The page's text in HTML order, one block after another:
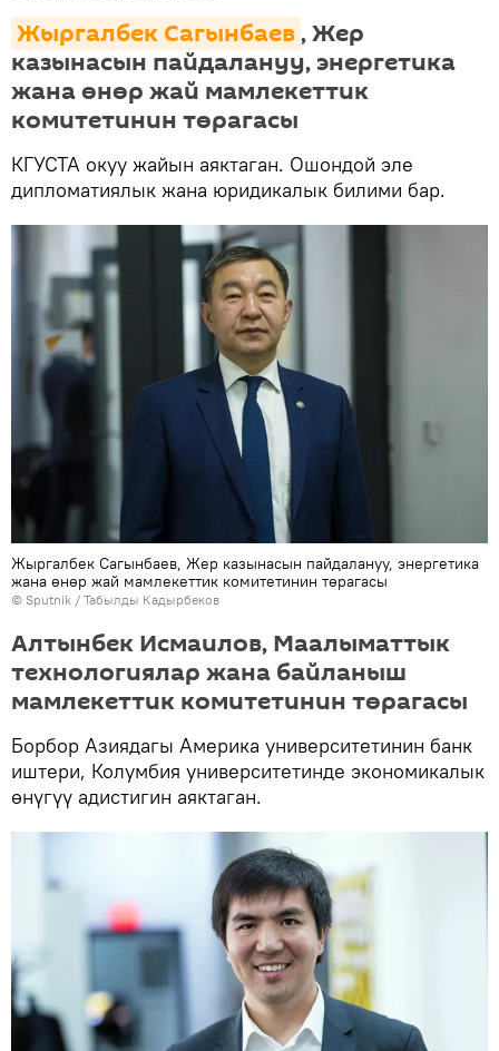
Жыргалбек Сагынбаев, Жер
казынасын пайдалануу, энергетика
жана өнөр жай мамлекеттик
комитетинин төрагасы
КГУСТА окуу жайын аяктаган. Ошондой эле
дипломатиялык жана юридикалык билими бар.
Жыргалбек Сагынбаев, Жер казынасын пайдалануу, энергетика
жана өнөр жай мамлекеттик комитетинин төрагасы
© Sputnik / Табылды Кадырбеков
Алтынбек Исмаилов, Маалыматтык
технологиялар жана байланыш
мамлекеттик комитетинин төрагасы
Борбор Азиядагы Америка университетинин банк
иштери, Колумбия университетинде экономикалык
өнүгүү адистигин аяктаган.